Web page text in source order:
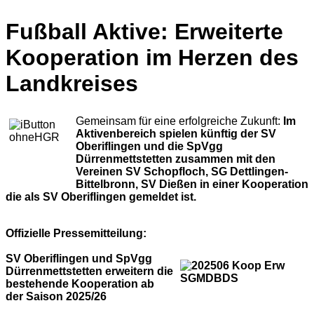
Fußball Aktive: Erweiterte
Kooperation im Herzen des
Landkreises
Gemeinsam für eine erfolgreiche Zukunft: Im
Aktivenbereich spielen künftig der SV
Oberiflingen und die SpVgg
Dürrenmettstetten zusammen mit den
Vereinen SV Schopfloch, SG Dettlingen-
Bittelbronn, SV Dießen in einer Kooperation
die als SV Oberiflingen gemeldet ist.
Offizielle Pressemitteilung:
SV Oberiflingen und SpVgg
Dürrenmettstetten erweitern die
bestehende Kooperation ab
der Saison 2025/26